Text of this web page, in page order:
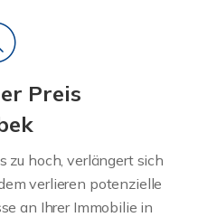
Preis
zu hoch, verlängert sich
verlieren potenzielle
an Ihrer Immobilie in